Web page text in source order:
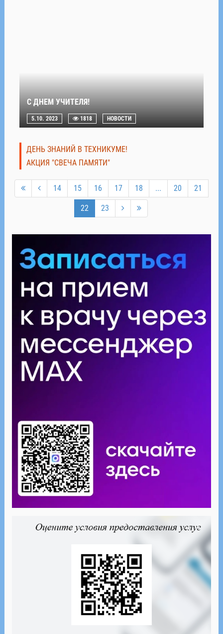
С ДНЕМ УЧИТЕЛЯ!
5.10. 2023 1818 НОВОСТИ
ДЕНЬ ЗНАНИЙ В ТЕХНИКУМЕ!
АКЦИЯ "СВЕЧА ПАМЯТИ"
14 15 16 17 18 ... 20 21
22 23